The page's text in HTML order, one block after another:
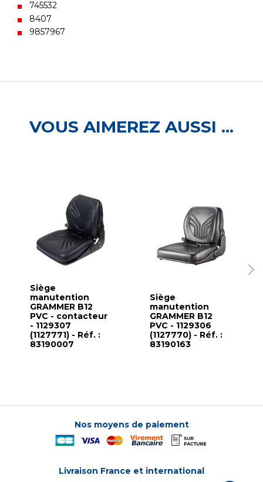
745532
8407
9857967
VOUS AIMEREZ AUSSI ...
Siège
manutention
GRAMMER B12
PVC - contacteur
- 1129307
(1127771) - Réf. :
83190007
Siège
manutention
GRAMMER B12
PVC - 1129306
(1127770) - Réf. :
83190163
Nos moyens de paiement
Livraison France et international